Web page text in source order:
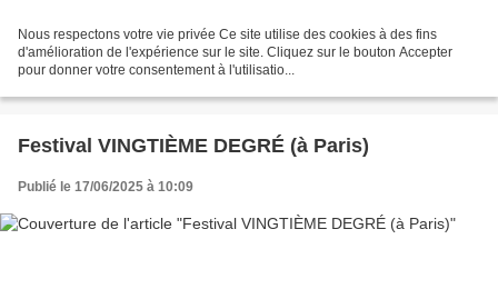
Nous respectons votre vie privée Ce site utilise des cookies à des fins
d'amélioration de l'expérience sur le site. Cliquez sur le bouton Accepter
pour donner votre consentement à l'utilisatio...
Festival VINGTIÈME DEGRÉ (à Paris)
Publié le 17/06/2025 à 10:09